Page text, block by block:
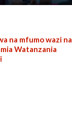
na mfumo wazi na
Watanzania